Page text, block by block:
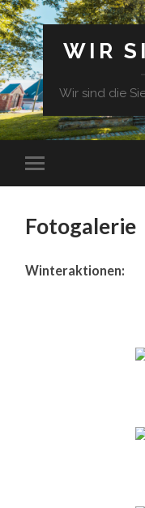
WIR
Wir sind die
Fotogalerie
Winteraktionen: